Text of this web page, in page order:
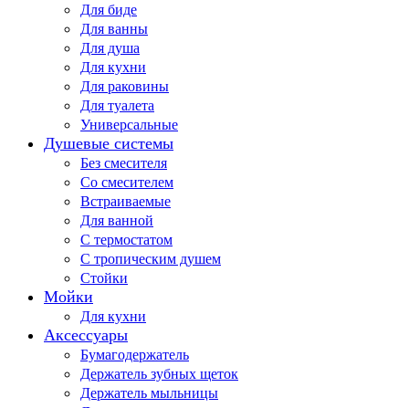
Для биде
Для ванны
Для душа
Для кухни
Для раковины
Для туалета
Универсальные
Душевые системы
Без смесителя
Со смесителем
Встраиваемые
Для ванной
С термостатом
С тропическим душем
Стойки
Мойки
Для кухни
Аксессуары
Бумагодержатель
Держатель зубных щеток
Держатель мыльницы